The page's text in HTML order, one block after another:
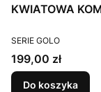
KWIATOWA
PRODUCENT
SERIE GOLO
Cena
199,00 zł
Do koszyka